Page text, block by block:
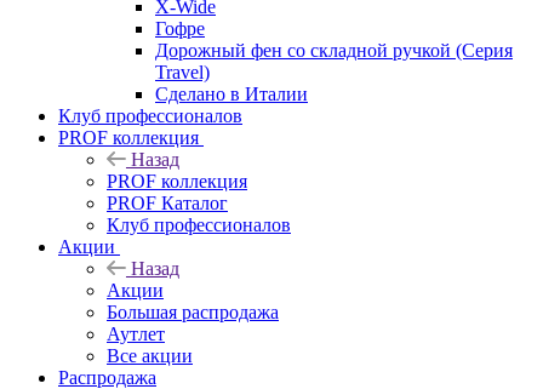
X-Wide
Гофре
Дорожный фен со складной ручкой (Серия
Travel)
Сделано в Италии
Клуб профессионалов
PROF коллекция
Назад
PROF коллекция
PROF Каталог
Клуб профессионалов
Акции
Назад
Акции
Большая распродажа
Аутлет
Все акции
Распродажа